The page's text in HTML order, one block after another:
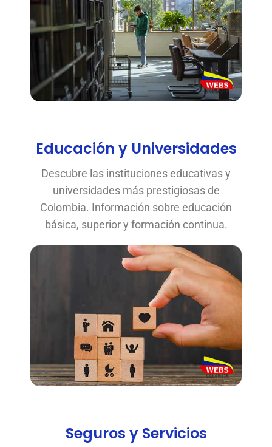
Educación y Universidades
Descubre las instituciones educativas y
universidades más prestigiosas de
Colombia. Información sobre educación
básica, superior y formación continua.
Seguros y Servicios